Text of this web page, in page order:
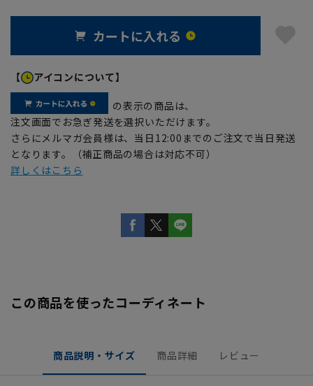
カートに入れる
【 アイコンについて】
の表示の商品は、
注文画面でお急ぎ発送を選択いただけます。
さらにメルマガ会員様は、当日12:00までのご注文で当日発送
となります。（補正商品の場合は対応不可）
詳しくはこちら
この商品を使ったコーディネート
商品説明・サイズ 商品詳細 レビュー